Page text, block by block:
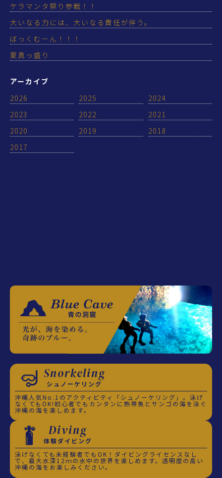
ケラマンタ祭り参戦！！
大いなる力には、大いなる責任が伴う。
ばっくむーん！！！
夏真っ盛り
アーカイブ
2026
2025
2024
2023
2022
2021
2020
2019
2018
2017
Snorkeling
シュノーケリング
沖縄人気No.1のアクティビティ「シュノーケリング」。泳げ
なくてもOK!初心者でもカンタンに熱帯魚とサンゴの海を泳ぐ
沖縄の海を楽しめます。
Diving
体験ダイビング
泳げなくても未経験者でもOK！ダイビングライセンスなし
で、最大水深12ｍの水中の世界を楽しめます。透明度の高い
沖縄の海をお楽しみください。